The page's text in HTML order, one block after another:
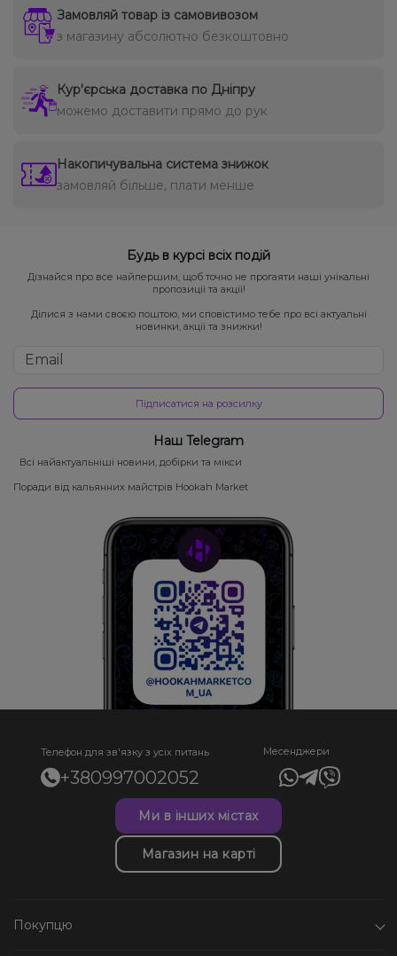
Замовляй товар із самовивозом
з магазину абсолютно безкоштовно
Кур'єрська доставка по Дніпру
можемо доставити прямо до рук
Накопичувальна система знижок
замовляй більше, плати менше
Будь в курсі всіх подій
Дізнайся про все найпершим, щоб точно не прогаяти наші унікальні
пропозиції та акції!
Ділися з нами своєю поштою, ми сповістимо тебе про всі актуальні
новинки, акції та знижки!
Підписатися на розсилку
Наш Telegram
Всі найактуальніші новини, добірки та мікси
Поради від кальянних майстрів Hookah Market
Телефон для зв'язку з усіх питань
+380997002052
Месенджери
Ми в інших містах
Магазин на карті
Покупцю